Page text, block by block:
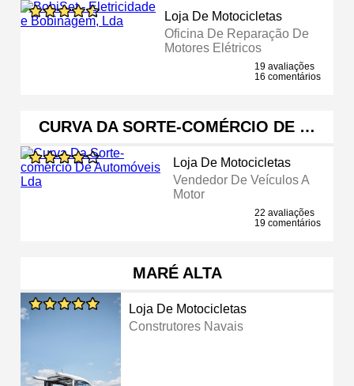
Loja De Motocicletas
Oficina De Reparação De
Motores Elétricos
19 avaliações
16 comentários
CURVA DA SORTE-COMÉRCIO DE …
Loja De Motocicletas
Vendedor De Veículos A
Motor
22 avaliações
19 comentários
MARÉ ALTA
Loja De Motocicletas
Construtores Navais